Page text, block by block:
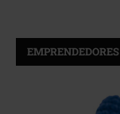
EMPRENDEDORES